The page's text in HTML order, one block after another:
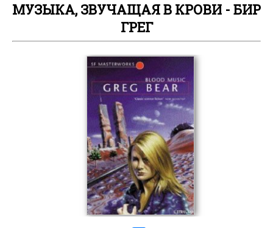
МУЗЫКА, ЗВУЧАЩАЯ В КРОВИ - БИР
ГРЕГ